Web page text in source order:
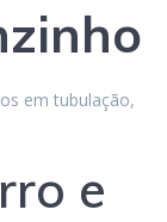
em tubulação,
e